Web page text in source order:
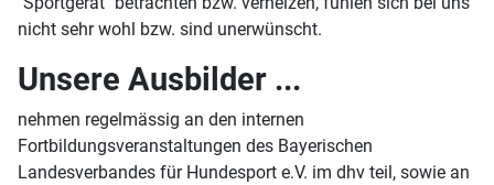
nicht sehr wohl bzw. sind unerwünscht.
Unsere Ausbilder ...
nehmen regelmässig an den internen
Fortbildungsveranstaltungen des Bayerischen
Landesverbandes für Hundesport e.V. im dhv teil, sowie an